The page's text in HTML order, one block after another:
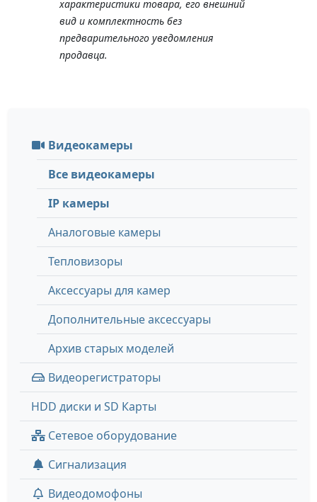
характеристики товара, его внешний
вид и комплектность без
предварительного уведомления
продавца.
Видеокамеры
Все видеокамеры
IP камеры
Аналоговые камеры
Тепловизоры
Аксессуары для камер
Дополнительные аксессуары
Архив старых моделей
Видеорегистраторы
HDD диски и SD Карты
Сетевое оборудование
Сигнализация
Видеодомофоны